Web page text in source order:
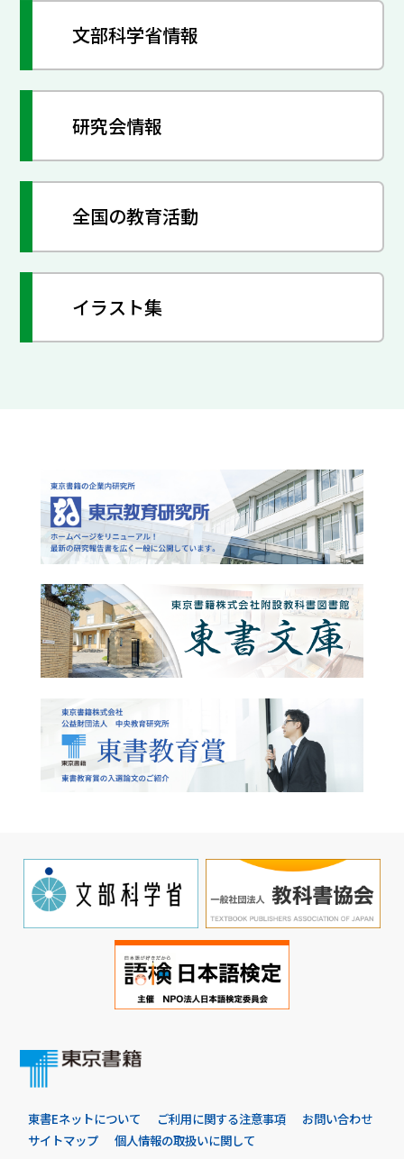
文部科学省情報
研究会情報
全国の教育活動
イラスト集
東書Eネットについて ご利用に関する注意事項
お問い合わせ
サイトマップ
個人情報の取扱いに関して